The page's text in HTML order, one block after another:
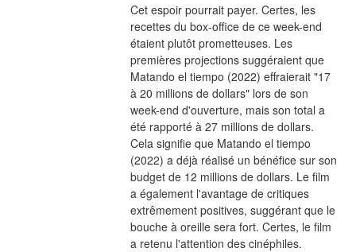
Cet espoir pourrait payer. Certes, les
recettes du box-office de ce week-end
étaient plutôt prometteuses. Les
premières projections suggéraient que
Matando el tiempo (2022) effraierait "17
à 20 millions de dollars" lors de son
week-end d'ouverture, mais son total a
été rapporté à 27 millions de dollars.
Cela signifie que Matando el tiempo
(2022) a déjà réalisé un bénéfice sur son
budget de 12 millions de dollars. Le film
a également l'avantage de critiques
extrêmement positives, suggérant que le
bouche à oreille sera fort. Certes, le film
a retenu l'attention des cinéphiles.